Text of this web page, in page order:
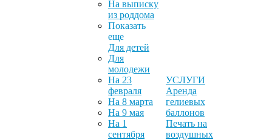
На выписку
из роддома
Показать
еще
Для детей
Для
молодежи
На 23
февраля
На 8 марта
На 9 мая
На 1
сентября
УСЛУГИ
Аренда
гелиевых
баллонов
Печать на
воздушных